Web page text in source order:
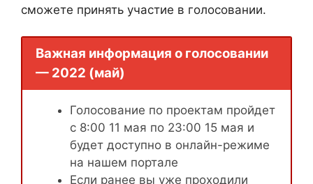
сможете принять участие в голосовании.
Важная информация о голосовании
— 2022 (май)
Голосование по проектам пройдет
с 8:00 11 мая по 23:00 15 мая и
будет доступно в онлайн-режиме
на нашем портале
Если ранее вы уже проходили